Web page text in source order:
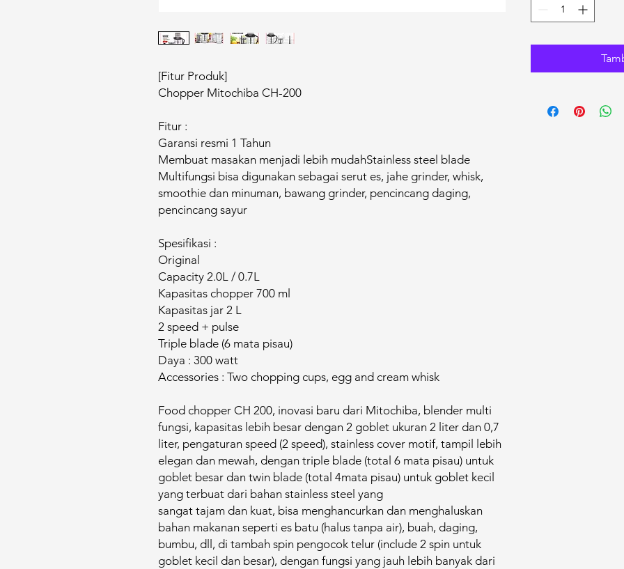
[Fitur Produk]
Chopper Mitochiba CH-200
Fitur :
Garansi resmi 1 Tahun
Membuat masakan menjadi lebih mudahStainless steel blade
Multifungsi bisa digunakan sebagai serut es, jahe grinder, whisk,
smoothie dan minuman, bawang grinder, pencincang daging,
pencincang sayur
Spesifikasi :
Original
Capacity 2.0L / 0.7L
Kapasitas chopper 700 ml
Kapasitas jar 2 L
2 speed + pulse
Triple blade (6 mata pisau)
Daya : 300 watt
Accessories : Two chopping cups, egg and cream whisk
Food chopper CH 200, inovasi baru dari Mitochiba, blender multi
fungsi, kapasitas lebih besar dengan 2 goblet ukuran 2 liter dan 0,7
liter, pengaturan speed (2 speed), stainless cover motif, tampil lebih
elegan dan mewah, dengan triple blade (total 6 mata pisau) untuk
goblet besar dan twin blade (total 4mata pisau) untuk goblet kecil
yang terbuat dari bahan stainless steel yang
sangat tajam dan kuat, bisa menghancurkan dan menghaluskan
bahan makanan seperti es batu (halus tanpa air), buah, daging,
bumbu, dll, di tambah spin pengocok telur (include 2 spin untuk
goblet kecil dan besar), dengan fungsi yang jauh lebih banyak dari